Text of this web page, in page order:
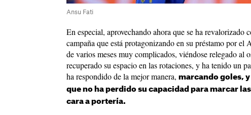
Ansu Fati
En especial, aprovechando ahora que se ha revalorizado
campaña que está protagonizando en su préstamo por el
de varios meses muy complicados, viéndose relegado al
recuperado su espacio en las rotaciones, y ha tenido un
ha respondido de la mejor manera, marcando goles,
que no ha perdido su capacidad para marcar
cara a portería.